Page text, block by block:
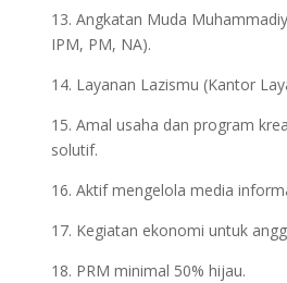
13. Angkatan Muda
IPM, PM, NA).
14. Layanan Lazismu (Kantor
15. Amal usaha dan program
solutif.
16. Aktif mengelola media
17. Kegiatan ekonomi untuk
18. PRM minimal 50% hijau.